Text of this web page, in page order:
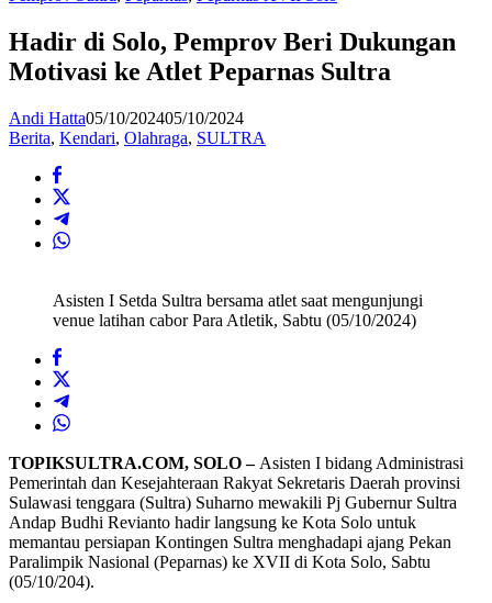
Pemprov
Beri
Dukungan
ke
Atlet
Peparnas
Hadir di Solo, Pemprov Beri Dukungan
Motivasi ke Atlet Peparnas Sultra
Andi Hatta05/10/202405/10/2024
Berita, Kendari, Olahraga, SULTRA
Asisten I Setda Sultra bersama atlet saat mengunjungi
venue latihan cabor Para Atletik, Sabtu (05/10/2024)
TOPIKSULTRA.COM, SOLO – Asisten I bidang Administrasi
Pemerintah dan Kesejahteraan Rakyat Sekretaris Daerah provinsi
Sulawasi tenggara (Sultra) Suharno mewakili Pj Gubernur Sultra
Andap Budhi Revianto hadir langsung ke Kota Solo untuk
memantau persiapan Kontingen Sultra menghadapi ajang Pekan
Paralimpik Nasional (Peparnas) ke XVII di Kota Solo, Sabtu
(05/10/204).